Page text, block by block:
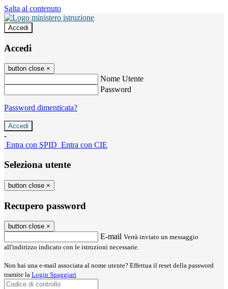
Salta al contenuto
Accedi
Accedi
button close ×
Nome Utente
Password
Password dimenticata?
-
Entra con SPID Entra con CIE
Seleziona utente
button close ×
Recupero password
button close ×
E-mail Verrà inviato un messaggio
all'indirizzo indicato con le istruzioni necessarie.
Non hai una e-mail associata al nome utente? Effettua il reset della password
tramite la Login Spaggiari